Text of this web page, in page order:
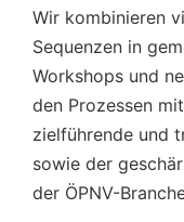
Wir kombinieren
Sequenzen in
Workshops und
den Prozessen
zielführende und
sowie der
der ÖPNV-